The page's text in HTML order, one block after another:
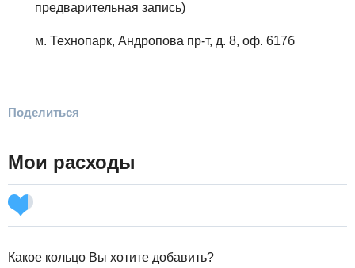
предварительная запись)
м. Технопарк, Андропова пр-т, д. 8, оф. 617б
Поделиться
Мои расходы
Какое кольцо Вы хотите добавить?